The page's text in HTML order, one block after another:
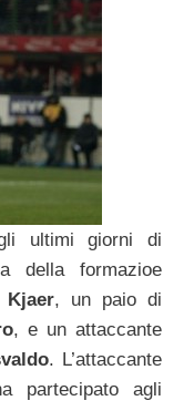
ultimi giorni di
della formazioe
Kjaer, un paio di
, e un attaccante
. L’attaccante
partecipato agli